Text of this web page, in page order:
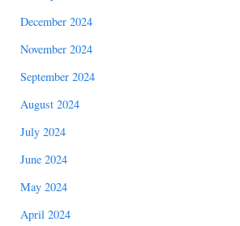
December 2024
November 2024
September 2024
August 2024
July 2024
June 2024
May 2024
April 2024